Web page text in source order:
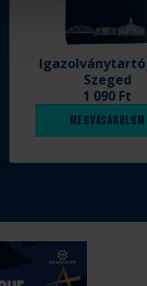
Szeged
1 090 Ft
Megvásárolom